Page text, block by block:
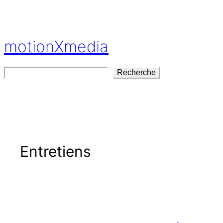
motionXmedia
Recherche
Entretiens